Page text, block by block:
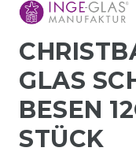
GLAS
BESEN
TÜCK